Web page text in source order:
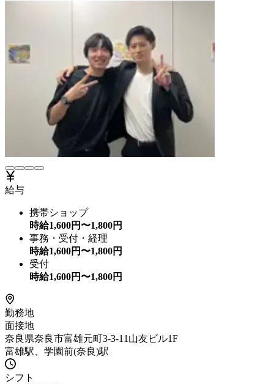
給与
携帯ショップ
時給1,600円〜1,800円
事務・受付・経理
時給1,600円〜1,800円
受付
時給1,600円〜1,800円
勤務地
面接地
奈良県奈良市富雄元町3-3-11山友ビル1F
富雄駅、学園前(奈良)駅
シフト